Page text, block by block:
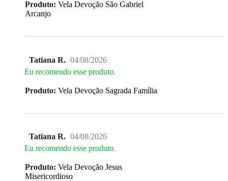
Produto: Vela Devoção São Gabriel
Arcanjo
Tatiana R. 04/08/2026
Eu recomendo esse produto.
Produto: Vela Devoção Sagrada Família
Tatiana R. 04/08/2026
Eu recomendo esse produto.
Produto: Vela Devoção Jesus
Misericordioso